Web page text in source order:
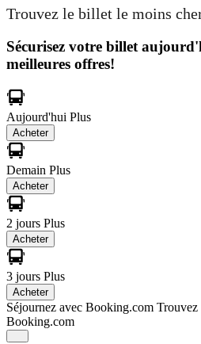
Trouvez le billet le moins
Sécurisez votre billet
meilleures offres!
Aujourd'hui Plus
Acheter
Demain Plus
Acheter
2 jours Plus
Acheter
3 jours Plus
Acheter
Séjournez avec Booking.com Trouvez
Booking.com